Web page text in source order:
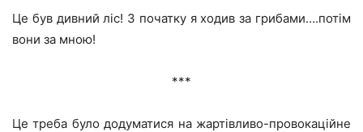
Це був дивний ліс! З початку я ходив за грибами….потім
вони за мною!
***
Це треба було додуматися на жартівливо-провокаційне